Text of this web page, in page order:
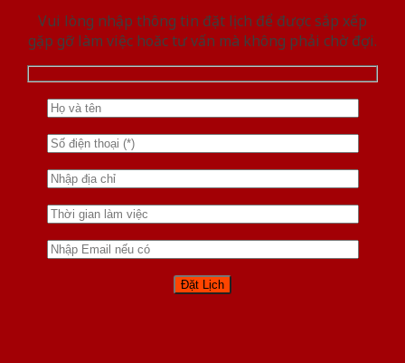
Vui lòng nhập thông tin đặt lịch để được sắp xếp
gặp gỡ làm việc hoăc tư vấn mà không phải chờ đợi.